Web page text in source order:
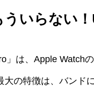
ういらない
」は、Apple Watch
大の特徴は、バンド